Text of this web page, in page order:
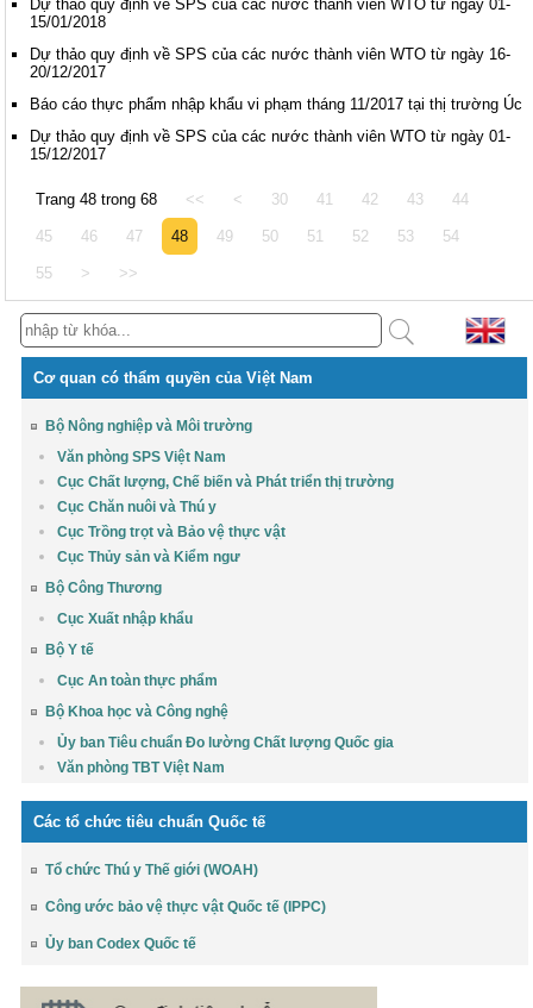
Dự thảo quy định về SPS của các nước thành viên WTO từ ngày 01-
15/01/2018
Dự thảo quy định về SPS của các nước thành viên WTO từ ngày 16-
20/12/2017
Báo cáo thực phẩm nhập khẩu vi phạm tháng 11/2017 tại thị trường Úc
Dự thảo quy định về SPS của các nước thành viên WTO từ ngày 01-
15/12/2017
Trang 48 trong 68 << < 30 41 42 43 44
45 46 47 48 49 50 51 52 53 54
55 > >>
Cơ quan có thẩm quyền của Việt Nam
Bộ Nông nghiệp và Môi trường
Văn phòng SPS Việt Nam
Cục Chất lượng, Chế biến và Phát triển thị trường
Cục Chăn nuôi và Thú y
Cục Trồng trọt và Bảo vệ thực vật
Cục Thủy sản và Kiểm ngư
Bộ Công Thương
Cục Xuất nhập khẩu
Bộ Y tế
Cục An toàn thực phẩm
Bộ Khoa học và Công nghệ
Ủy ban Tiêu chuẩn Đo lường Chất lượng Quốc gia
Văn phòng TBT Việt Nam
Các tổ chức tiêu chuẩn Quốc tế
Tổ chức Thú y Thế giới (WOAH)
Công ước bảo vệ thực vật Quốc tế (IPPC)
Ủy ban Codex Quốc tế